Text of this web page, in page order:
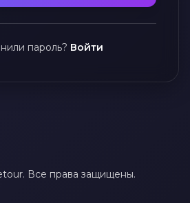
пароль? Войти
Все права защищены.